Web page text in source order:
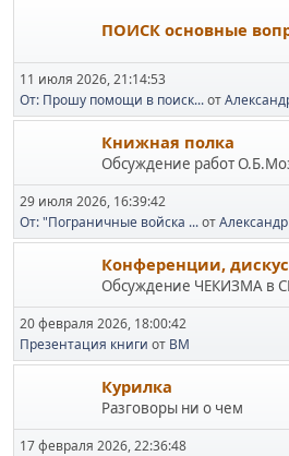
ПОИСК основные
11 июля 2026, 21:14:53
От: Прошу помощи в поиск...от
Книжная полка
Обсуждение работ
29 июля 2026, 16:39:42
От: "Пограничные войска ...от
Конференции,
Обсуждение ЧЕКИЗМА в
20 февраля 2026, 18:00:42
Презентация книги от BM
Курилка
Разговоры ни о чем
17 февраля 2026, 22:36:48